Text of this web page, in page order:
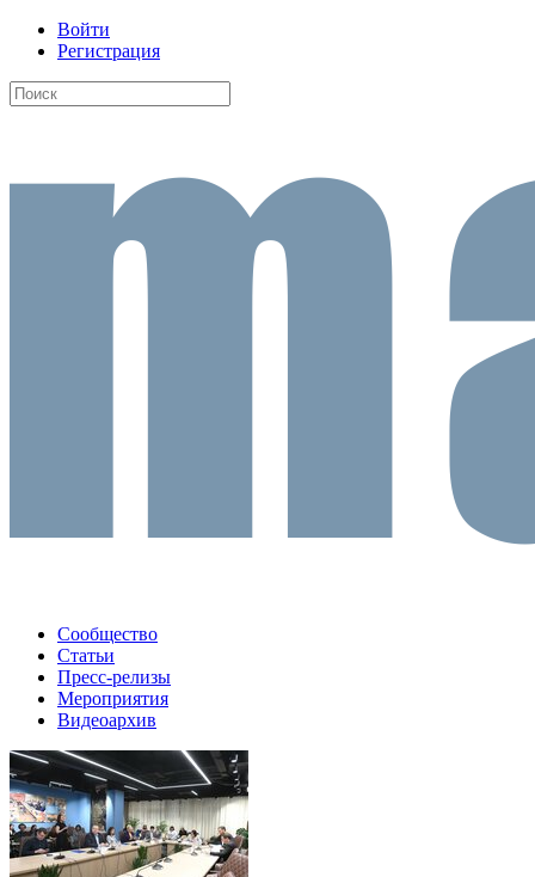
Войти
Регистрация
Сообщество
Статьи
Пресс-релизы
Мероприятия
Видеоархив